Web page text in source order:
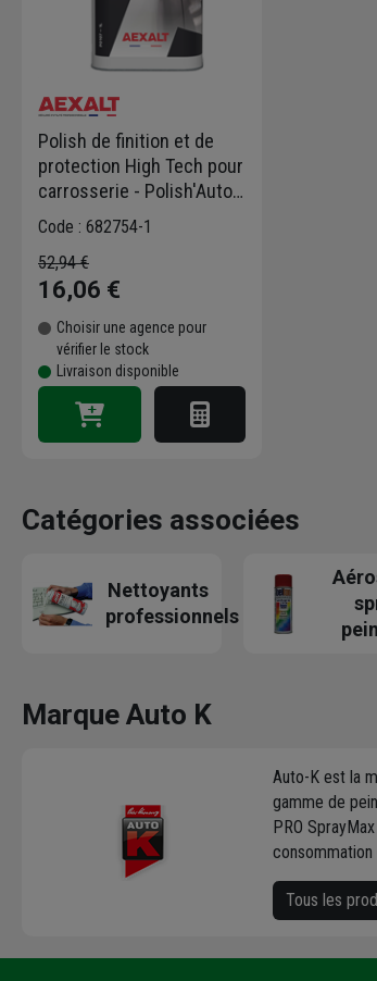
Polish de finition et de
protection High Tech pour
carrosserie - Polish'Auto
Aexalt - bidon de 1 litre
Code : 682754-1
52,94 €
16,06 €
Choisir une agence pour
vérifier le stock
Livraison disponible
Catégories associées
Nettoyants
professionnels
Marque Auto K
Auto-K est la
gamme de
PRO
Tous les